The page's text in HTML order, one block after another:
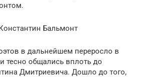
Бальмонт
в дальнейшем переросло в
тесно общались вплоть до
Дмитриевича. Дошло до того,